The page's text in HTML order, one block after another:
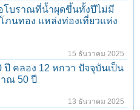
โบราณที่น้ำผุดขึ้นทั้งปีไม่มี
นทอง แหล่งท่องเที่ยวแห่ง
15 ธันวาคม 2025
ปี คลอง 12 หกวา ปัจจุบันเป็น
ณ 50 ปี
13 ธันวาคม 2025